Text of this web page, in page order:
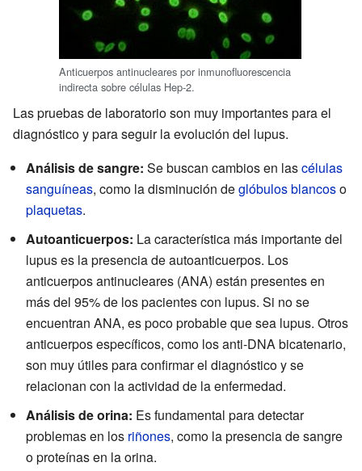
Anticuerpos antinucleares por inmunofluorescencia
indirecta sobre células Hep-2.
Las pruebas de laboratorio son muy importantes para el
diagnóstico y para seguir la evolución del lupus.
Análisis de sangre: Se buscan cambios en lascélulas
sanguíneas, como la disminución deglóbulos blancoso
plaquetas.
Autoanticuerpos: La característica más importante del
lupus es la presencia de autoanticuerpos. Los
anticuerpos antinucleares (ANA) están presentes en
más del 95% de los pacientes con lupus. Si no se
encuentran ANA, es poco probable que sea lupus. Otros
anticuerpos específicos, como los anti-DNA bicatenario,
son muy útiles para confirmar el diagnóstico y se
relacionan con la actividad de la enfermedad.
Análisis de orina: Es fundamental para detectar
problemas en los riñones, como la presencia de sangre
o proteínas en la orina.